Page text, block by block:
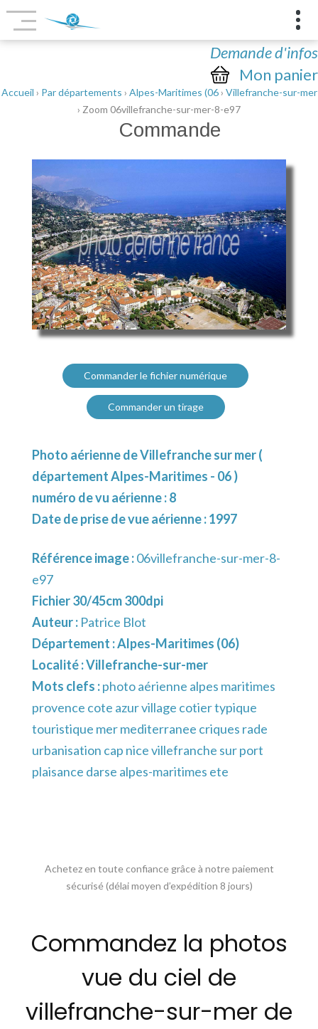
Demande d'infos
Mon panier
Accueil › Par départements › Alpes-Maritimes (06› Villefranche-sur-mer
› Zoom 06villefranche-sur-mer-8-e97
Commande
Commander le fichier numérique
Commander un tirage
Photo aérienne de Villefranche sur mer (
département Alpes-Maritimes - 06 )
numéro de vu aérienne : 8
Date de prise de vue aérienne : 1997
Référence image :06villefranche-sur-mer-8-
e97
Fichier 30/45cm 300dpi
Auteur : Patrice Blot
Département :Alpes-Maritimes (06)
Localité :Villefranche-sur-mer
Mots clefs :photo aérienne alpes maritimes
provence cote azur village cotier typique
touristique mer mediterranee criques rade
urbanisation cap nice villefranche sur port
plaisance darse alpes-maritimes ete
Achetez en toute confiance grâce à notre paiement
sécurisé (délai moyen d’expédition 8 jours)
Commandez la photos
vue du ciel de
villefranche-sur-mer de